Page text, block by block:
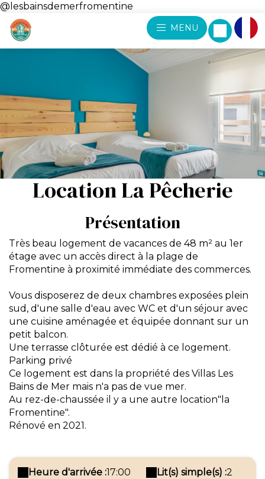
@lesbainsdemerfromentine
MENU
Location La Pêcherie
Présentation
Très beau logement de vacances de 48 m² au 1er
étage avec un accès direct à la plage de
Fromentine à proximité immédiate des commerces.
Vous disposerez de deux chambres exposées plein
sud, d'une salle d'eau avec WC et d'un séjour avec
une cuisine aménagée et équipée donnant sur un
petit balcon.
Une terrasse clôturée est dédié à ce logement.
Parking privé
Ce logement est dans la propriété des Villas Les
Bains de Mer mais n'a pas de vue mer.
Au rez-de-chaussée il y a une autre location"la
Fromentine".
Rénové en 2021.
Heure d'arrivée :17:00
Lit(s) simple(s) :2